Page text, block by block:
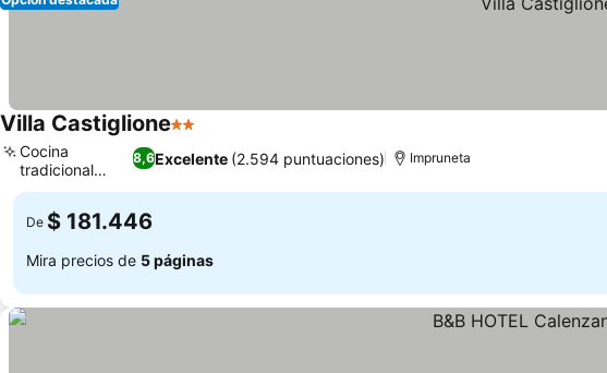
Villa Castiglione2 Estrellas
8,6Excelente (2.594 puntuaciones)
Cocina
tradicional
toscana
Impruneta
De $ 181.446
Mira precios de 5 páginas